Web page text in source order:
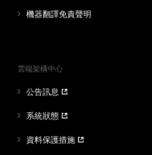
機器翻譯免責聲明
雲端架構中心
公告訊息
系統狀態
資料保護措施